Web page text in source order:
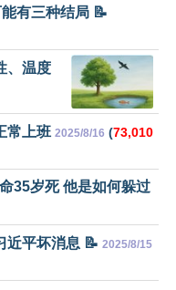
有三种结局 📝
、温度
常上班 2025/8/16 (73,010
35岁死 他是如何躲过
近平坏消息 📝 2025/8/15